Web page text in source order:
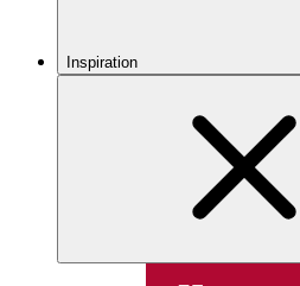
Inspiration